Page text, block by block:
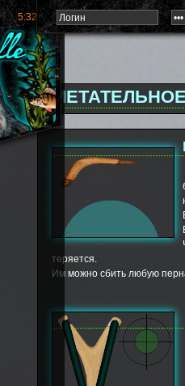
теряется.
Им можно сбить любую
5:32:10